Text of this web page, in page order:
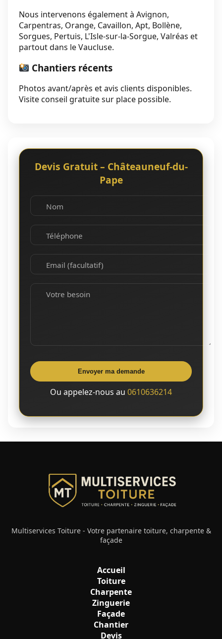
Nous intervenons également à Avignon,
Carpentras, Orange, Cavaillon, Apt, Bollène,
Sorgues, Pertuis, L'Isle-sur-la-Sorgue, Valréas et
partout dans le Vaucluse.
Chantiers récents
Photos avant/après et avis clients disponibles.
Visite conseil gratuite sur place possible.
Devis Gratuit – Châteauneuf-du-
Pape
Nom
Téléphone
Email (facultatif)
Votre besoin
Envoyer ma demande
Ou appelez-nous au 0610636214
Multiservices Toiture - Votre partenaire toiture, charpente &
façade
Accueil
Toiture
Charpente
Zinguerie
Façade
Chantier
Devis